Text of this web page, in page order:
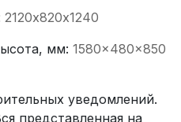
2120х820х1240
мм: 1580×480×850
уведомлений.
представленная на